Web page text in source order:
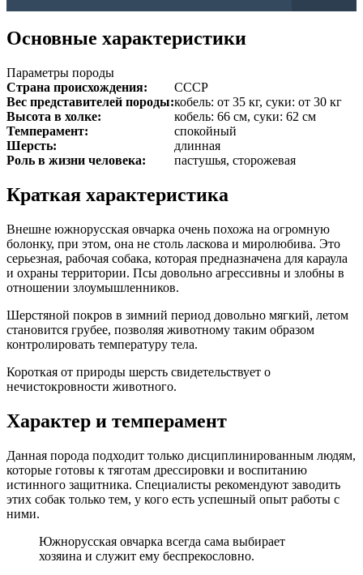
Основные характеристики
Параметры породы
Страна происхождения:
СССР
Вес представителей породы:кобель: от 35 кг, суки: от 30 кг
Высота в холке:
кобель: 66 см, суки: 62 см
Темперамент:
спокойный
Шерсть:
длинная
Роль в жизни человека:
пастушья, сторожевая
Краткая характеристика
Внешне южнорусская овчарка очень похожа на огромную
болонку, при этом, она не столь ласкова и миролюбива. Это
серьезная, рабочая собака, которая предназначена для караула
и охраны территории. Псы довольно агрессивны и злобны в
отношении злоумышленников.
Шерстяной покров в зимний период довольно мягкий, летом
становится грубее, позволяя животному таким образом
контролировать температуру тела.
Короткая от природы шерсть свидетельствует о
нечистокровности животного.
Характер и темперамент
Данная порода подходит только дисциплинированным людям,
которые готовы к тяготам дрессировки и воспитанию
истинного защитника. Специалисты рекомендуют заводить
этих собак только тем, у кого есть успешный опыт работы с
ними.
Южнорусская овчарка всегда сама выбирает
хозяина и служит ему беспрекословно.